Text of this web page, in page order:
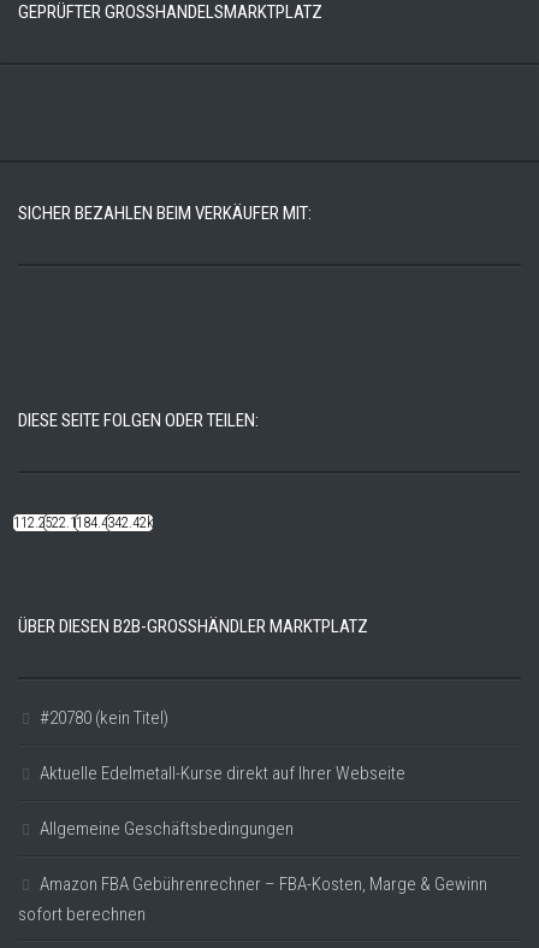
GEPRÜFTER GROSSHANDELSMARKTPLATZ
SICHER BEZAHLEN BEIM VERKÄUFER MIT:
DIESE SEITE FOLGEN ODER TEILEN:
112.22k522.14k184.48k342.42k
ÜBER DIESEN B2B-GROSSHÄNDLER MARKTPLATZ
#20780 (kein Titel)
Aktuelle Edelmetall-Kurse direkt auf Ihrer Webseite
Allgemeine Geschäftsbedingungen
Amazon FBA Gebührenrechner – FBA-Kosten, Marge & Gewinn
sofort berechnen